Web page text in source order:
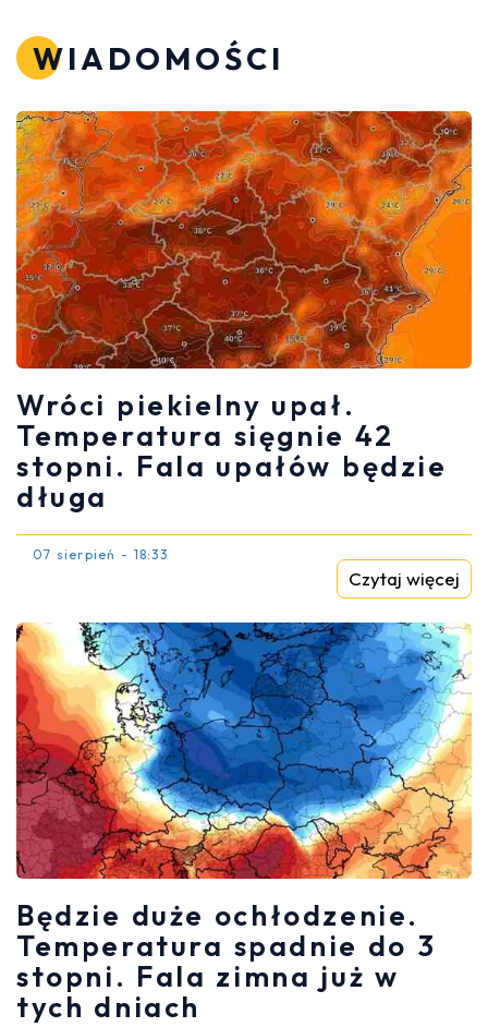
WIADOMOŚCI
Wróci piekielny upał.
Temperatura sięgnie 42
stopni. Fala upałów będzie
długa
07 sierpień - 18:33
Czytaj więcej
Będzie duże ochłodzenie.
Temperatura spadnie do 3
stopni. Fala zimna już w
tych dniach